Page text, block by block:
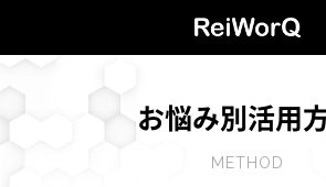
お悩み別活用
METHOD